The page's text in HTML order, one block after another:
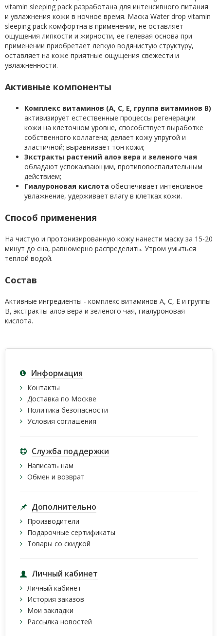
vitamin sleeping pack разработана для интенсивного питания
и увлажнения кожи в ночное время. Маска Water drop vitamin
sleeping pack комфортна в применении, не оставляет
ощущения липкости и жирности, ее гелевая основа при
применении приобретает легкую водянистую структуру,
оставляет на коже приятные ощущения свежести и
увлажненности.
Активные компоненты
Комплекс витаминов (А, С, Е, группа витаминов В)
активизирует естественные процессы регенерации
кожи на клеточном уровне, способствует выработке
собственного коллагена; делает кожу упругой и
эластичной; выравнивает тон кожи;
Экстракты растений алоэ вера и зеленого чая
обладают успокаивающим, противовоспалительным
действием;
Гиалуроновая кислота обеспечивает интенсивное
увлажнение, удерживает влагу в клетках кожи.
Способ применения
На чистую и протонизированную кожу нанести маску за 15-20
минут до сна, равномерно распределить. Утром умыться
теплой водой.
Состав
Активные ингредиенты - комплекс витаминов А, С, Е и группы
В, экстракты алоэ вера и зеленого чая, гиалуроновая
кислота.
Информация
Контакты
Доставка по Москве
Политика безопасности
Условия соглашения
Служба поддержки
Написать нам
Обмен и возврат
Дополнительно
Производители
Подарочные сертификаты
Товары со скидкой
Личный кабинет
Личный кабинет
История заказов
Мои закладки
Рассылка новостей